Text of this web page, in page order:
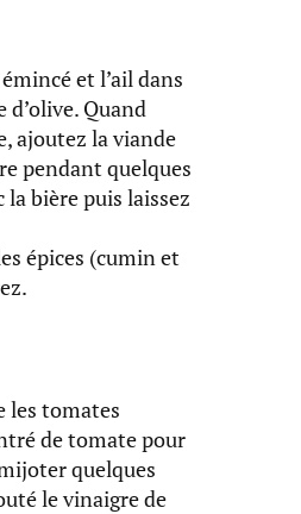
et l’ail dans
d’olive. Quand
ajoutez la viande
pendant quelques
la bière puis laissez
épices (cumin et
les tomates
de tomate pour
quelques
le vinaigre de